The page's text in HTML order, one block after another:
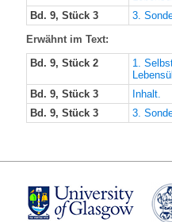
Bd. 9, Stück 3
3.
Erwähnt im Text:
Bd. 9, Stück 2
1.
Bd. 9, Stück 3
Inhalt.
Bd. 9, Stück 3
3.